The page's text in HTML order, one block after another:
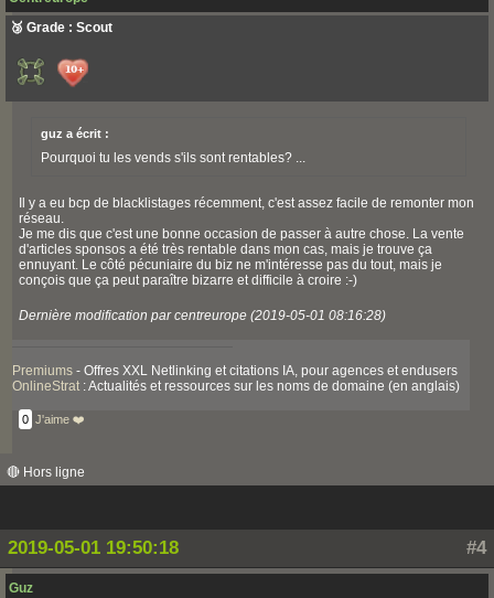
🥉 Grade : Scout
guz a écrit :
Pourquoi tu les vends s'ils sont rentables? ...
Il y a eu bcp de blacklistages récemment, c'est assez facile de remonter mon
réseau.
Je me dis que c'est une bonne occasion de passer à autre chose. La vente
d'articles sponsos a été très rentable dans mon cas, mais je trouve ça
ennuyant. Le côté pécuniaire du biz ne m'intéresse pas du tout, mais je
conçois que ça peut paraître bizarre et difficile à croire :-)
Dernière modification par centreurope (2019-05-01 08:16:28)
Premiums - Offres XXL Netlinking et citations IA, pour agences et endusers
OnlineStrat : Actualités et ressources sur les noms de domaine (en anglais)
0 J'aime ❤️
🔴 Hors ligne
#4
2019-05-01 19:50:18
Guz